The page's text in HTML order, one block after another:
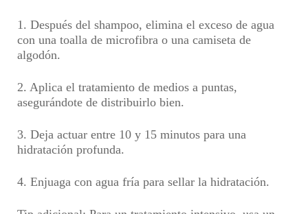
1. Después del shampoo, elimina el exceso de agua
con una toalla de microfibra o una camiseta de
algodón.
2. Aplica el tratamiento de medios a puntas,
asegurándote de distribuirlo bien.
3. Deja actuar entre 10 y 15 minutos para una
hidratación profunda.
4. Enjuaga con agua fría para sellar la hidratación.